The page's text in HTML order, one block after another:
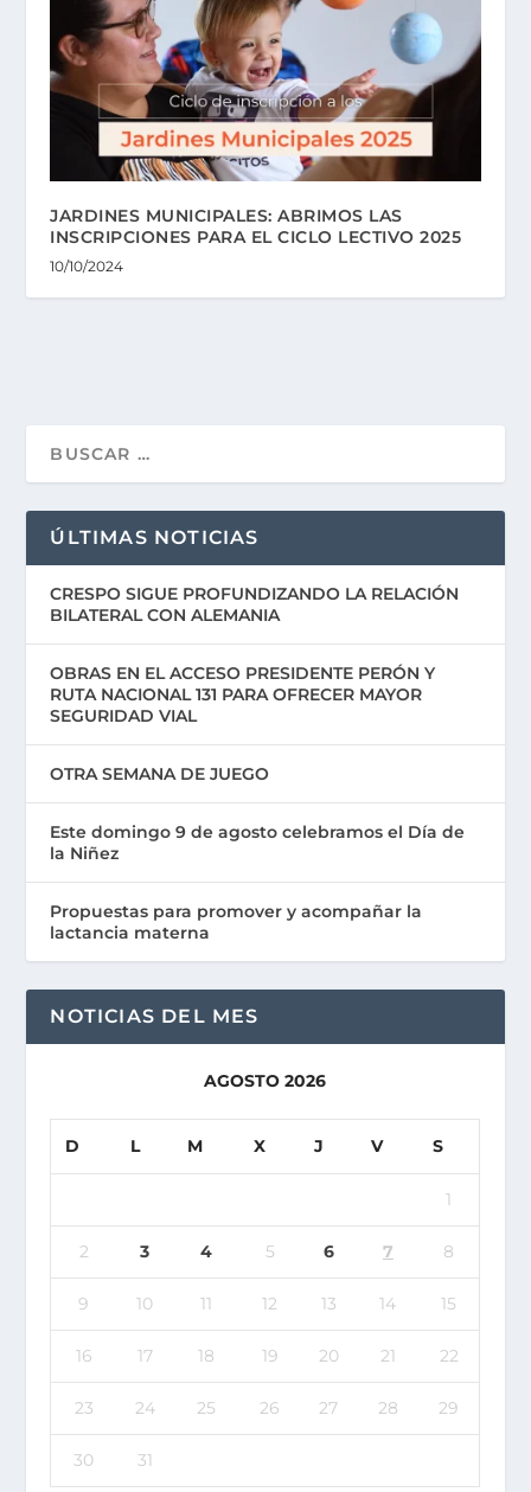
JARDINES MUNICIPALES: ABRIMOS LAS
INSCRIPCIONES PARA EL CICLO LECTIVO 2025
10/10/2024
ÚLTIMAS NOTICIAS
CRESPO SIGUE PROFUNDIZANDO LA RELACIÓN
BILATERAL CON ALEMANIA
OBRAS EN EL ACCESO PRESIDENTE PERÓN Y
RUTA NACIONAL 131 PARA OFRECER MAYOR
SEGURIDAD VIAL
OTRA SEMANA DE JUEGO
Este domingo 9 de agosto celebramos el Día de
la Niñez
Propuestas para promover y acompañar la
lactancia materna
NOTICIAS DEL MES
AGOSTO 2026
D L M X J V S
1
2 3 4 5 6 7 8
9 10 11 12 13 14 15
16 17 18 19 20 21 22
23 24 25 26 27 28 29
30
31